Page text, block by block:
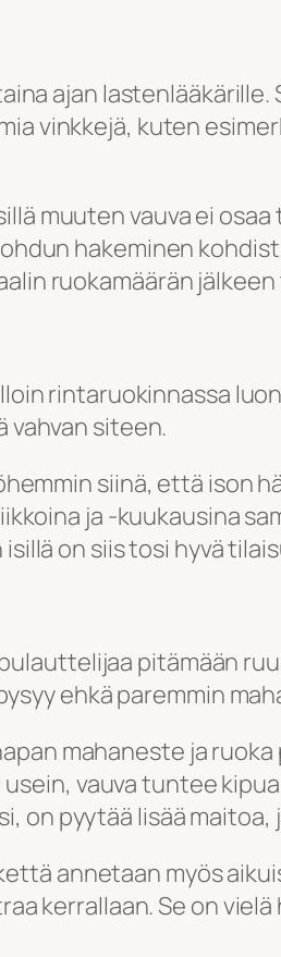
ajan
vinkkejä, kuten
muuten vauva ei
hakeminen
ruokamäärän
rintaruokinnassa
vahvan siteen.
siinä, että ison
ja -kuukausina
on siis tosi hyvä
pitämään
ehkä paremmin
mahaneste ja
vauva tuntee
on pyytää lisää
annetaan myös
kerrallaan. Se on